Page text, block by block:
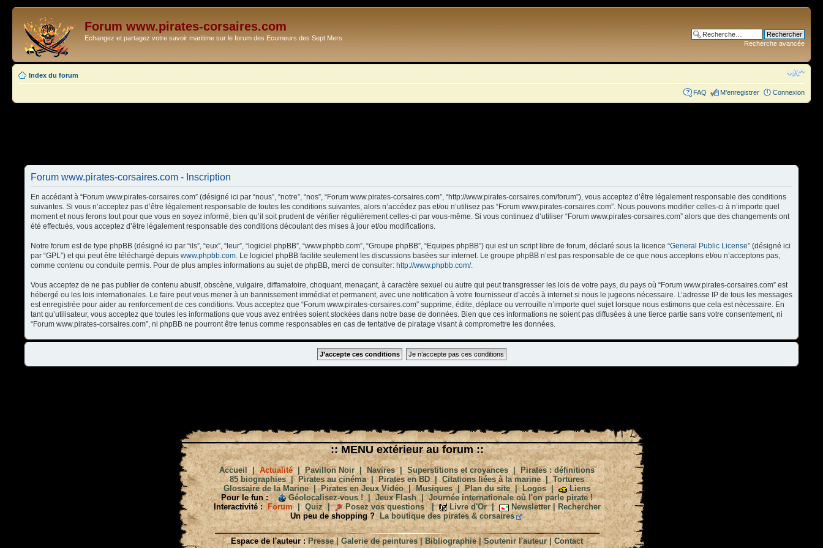
Forum www.pirates-corsaires.com
Echangez et partagez votre savoir maritime sur le forum des Ecumeurs des Sept Mers
Recherche avancée
Index du forum
FAQ M’enregistrer Connexion
Forum www.pirates-corsaires.com - Inscription
En accédant à “Forum www.pirates-corsaires.com” (désigné ici par “nous”, “notre”, “nos”, “Forum www.pirates-corsaires.com”, “http://www.pirates-corsaires.com/forum”), vous acceptez d’être légalement responsable des conditions
suivantes. Si vous n’acceptez pas d’être légalement responsable de toutes les conditions suivantes, alors n’accédez pas et/ou n’utilisez pas “Forum www.pirates-corsaires.com”. Nous pouvons modifier celles-ci à n’importe quel
moment et nous ferons tout pour que vous en soyez informé, bien qu’il soit prudent de vérifier régulièrement celles-ci par vous-même. Si vous continuez d’utiliser “Forum www.pirates-corsaires.com” alors que des changements ont
été effectués, vous acceptez d’être légalement responsable des conditions découlant des mises à jour et/ou modifications.
Notre forum est de type phpBB (désigné ici par “ils”, “eux”, “leur”, “logiciel phpBB”, “www.phpbb.com”, “Groupe phpBB”, “Equipes phpBB”) qui est un script libre de forum, déclaré sous la licence “General Public License” (désigné ici
par “GPL”) et qui peut être téléchargé depuis www.phpbb.com. Le logiciel phpBB facilite seulement les discussions basées sur internet. Le groupe phpBB n’est pas responsable de ce que nous acceptons et/ou n’acceptons pas,
comme contenu ou conduite permis. Pour de plus amples informations au sujet de phpBB, merci de consulter: http://www.phpbb.com/.
Vous acceptez de ne pas publier de contenu abusif, obscène, vulgaire, diffamatoire, choquant, menaçant, à caractère sexuel ou autre qui peut transgresser les lois de votre pays, du pays où “Forum www.pirates-corsaires.com” est
hébergé ou les lois internationales. Le faire peut vous mener à un bannissement immédiat et permanent, avec une notification à votre fournisseur d’accès à internet si nous le jugeons nécessaire. L’adresse IP de tous les messages
est enregistrée pour aider au renforcement de ces conditions. Vous acceptez que “Forum www.pirates-corsaires.com” supprime, édite, déplace ou verrouille n’importe quel sujet lorsque nous estimons que cela est nécessaire. En
tant qu’utilisateur, vous acceptez que toutes les informations que vous avez entrées soient stockées dans notre base de données. Bien que ces informations ne soient pas diffusées à une tierce partie sans votre consentement, ni
“Forum www.pirates-corsaires.com”, ni phpBB ne pourront être tenus comme responsables en cas de tentative de piratage visant à compromettre les données.
:: MENU extérieur au forum ::
Accueil |Actualité|Pavillon Noir|Navires|Superstitions et croyances|Pirates : définitions
85 biographies| Pirates au cinéma|Pirates en BD|Citations liées à la marine|Tortures
Glossaire de la Marine|Pirates en Jeux Vidéo|Musiques|Plan du site|Logos|
Liens
Pour le fun :
Géolocalisez-vous !|Jeux Flash|Journée internationale où l'on parle pirate !
Interactivité : Forum| Quiz| Posez vos questions| Livre d'Or| Newsletter| Rechercher
Un peu de shopping ?
La boutique des pirates & corsaires
Espace de l'auteur : Presse|Galerie de peintures|Bibliographie|Soutenir l'auteur|Contact